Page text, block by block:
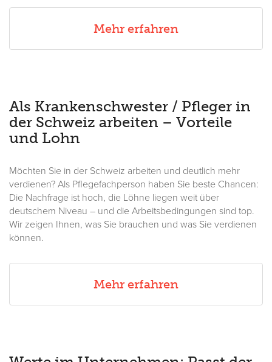
Mehr erfahren
Als Krankenschwester / Pfleger in
der Schweiz arbeiten – Vorteile
und Lohn
Möchten Sie in der Schweiz arbeiten und deutlich mehr
verdienen? Als Pflegefachperson haben Sie beste Chancen:
Die Nachfrage ist hoch, die Löhne liegen weit über
deutschem Niveau – und die Arbeitsbedingungen sind top.
Wir zeigen Ihnen, was Sie brauchen und was Sie verdienen
können.
Mehr erfahren